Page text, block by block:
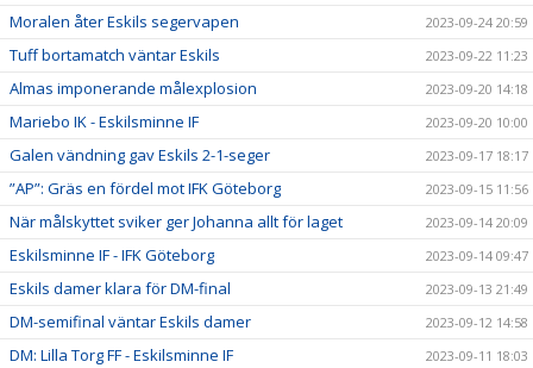
Moralen åter Eskils segervapen 2023-09-24 20:59
Tuff bortamatch väntar Eskils 2023-09-22 11:23
Almas imponerande målexplosion 2023-09-20 14:18
Mariebo IK - Eskilsminne IF 2023-09-20 10:00
Galen vändning gav Eskils 2-1-seger 2023-09-17 18:17
”AP”: Gräs en fördel mot IFK Göteborg 2023-09-15 11:56
När målskyttet sviker ger Johanna allt för laget 2023-09-14 20:09
Eskilsminne IF - IFK Göteborg 2023-09-14 09:47
Eskils damer klara för DM-final 2023-09-13 21:49
DM-semifinal väntar Eskils damer 2023-09-12 14:58
DM: Lilla Torg FF - Eskilsminne IF 2023-09-11 18:03